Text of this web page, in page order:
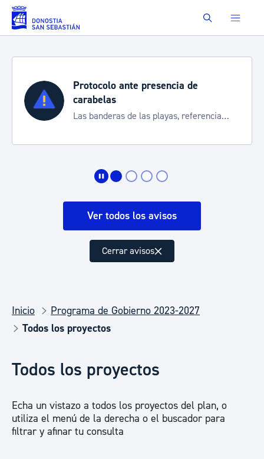
Saltar al contenido principal Buscar
Protocolo ante presencia de
carabelas
Las banderas de las playas, referencia
Ver todos los avisos
Cerrar avisos
Inicio
Programa de Gobierno 2023-2027
Todos los proyectos
Todos los proyectos
Echa un vistazo a todos los proyectos del plan, o
utiliza el menú de la derecha o el buscador para
filtrar y afinar tu consulta